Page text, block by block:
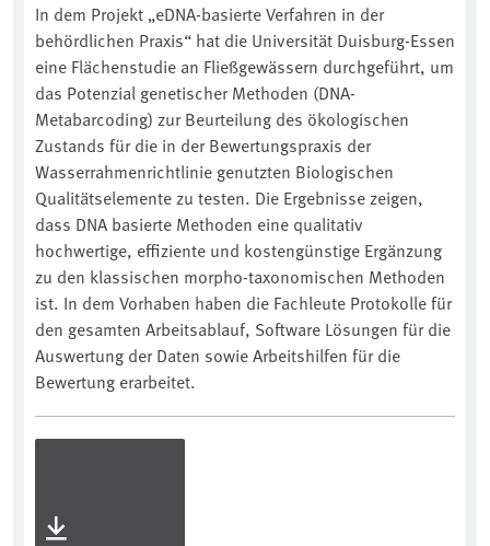
In dem Projekt „eDNA-basierte Verfahren in der
behördlichen Praxis“ hat die Universität Duisburg-Essen
eine Flächenstudie an Fließgewässern durchgeführt, um
das Potenzial genetischer Methoden (DNA-
Metabarcoding) zur Beurteilung des ökologischen
Zustands für die in der Bewertungspraxis der
Wasserrahmenrichtlinie genutzten Biologischen
Qualitätselemente zu testen. Die Ergebnisse zeigen,
dass DNA basierte Methoden eine qualitativ
hochwertige, effiziente und kostengünstige Ergänzung
zu den klassischen morpho-taxonomischen Methoden
ist. In dem Vorhaben haben die Fachleute Protokolle für
den gesamten Arbeitsablauf, Software Lösungen für die
Auswertung der Daten sowie Arbeitshilfen für die
Bewertung erarbeitet.